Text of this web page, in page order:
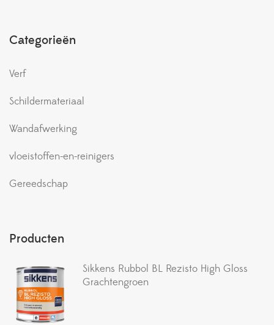
Categorieën
Verf
Schildermateriaal
Wandafwerking
vloeistoffen-en-reinigers
Gereedschap
Producten
Sikkens Rubbol BL Rezisto High Gloss
Grachtengroen